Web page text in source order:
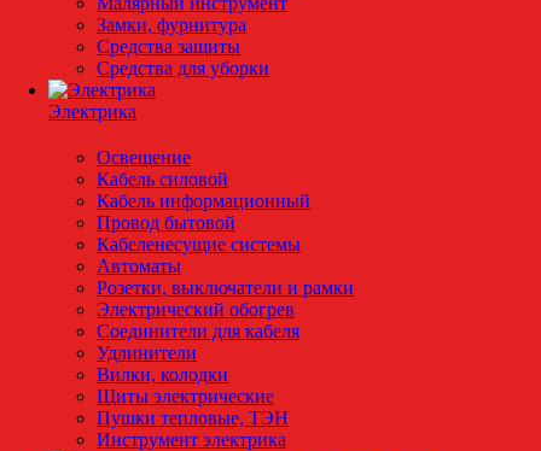
Замки, фурнитура
Средства защиты
Средства для уборки
Электрика
Освещение
Кабель силовой
Кабель информационный
Провод бытовой
Кабеленесущие системы
Автоматы
Розетки, выключатели и рамки
Электрический обогрев
Соединители для кабеля
Удлинители
Вилки, колодки
Щиты электрические
Пушки тепловые, ТЭН
Инструмент электрика